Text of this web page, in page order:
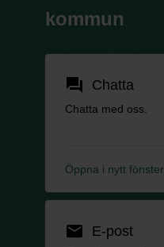
kommun
forum Chatta
Chatta med oss.
Öppna i nytt fönster
email E-post